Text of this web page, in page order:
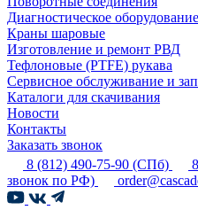
Диагностическое
Краны шаровые
Изготовление и ремонт РВД
Тефлоновые (PTFE) рукава
Сервисное обслуживание и
Каталоги для скачивания
Новости
Контакты
Заказать звонок
8 (812) 490-75-90 (СПб)
звонок по РФ)